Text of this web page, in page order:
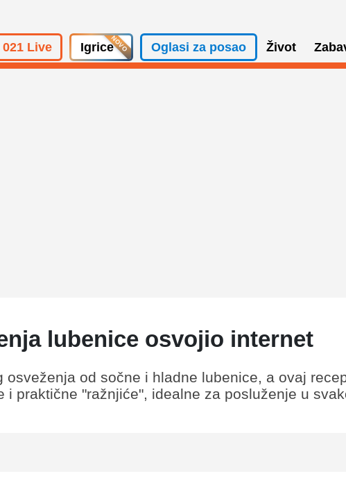
Live Igrice Oglasi za posao Život
lubenice osvojio internet
od sočne i hladne lubenice, a ovaj
praktične "ražnjiće", idealne za posluženje u